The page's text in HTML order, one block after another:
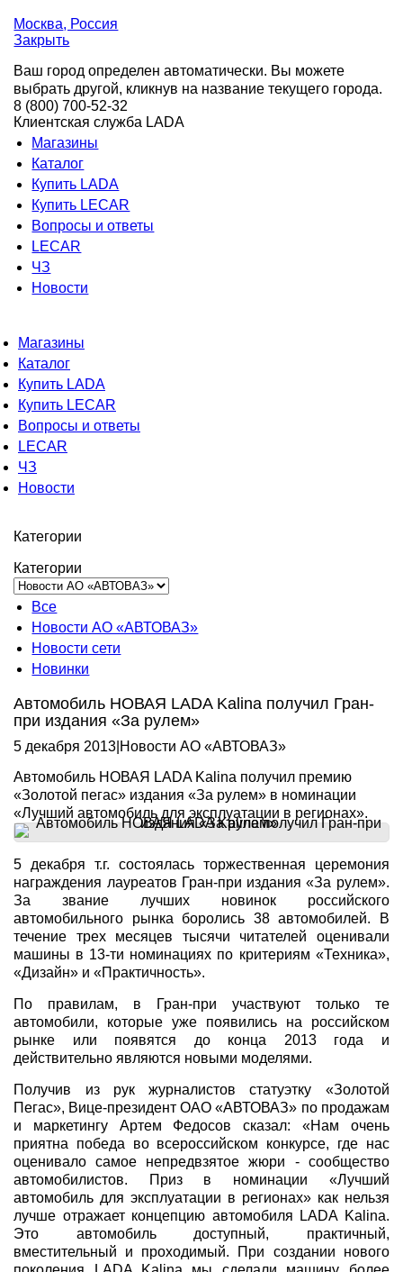
Москва, Россия
Закрыть
Ваш город определен автоматически. Вы можете
выбрать другой, кликнув на название текущего города.
8 (800) 700-52-32
Клиентская служба LADA
Магазины
Каталог
Купить LADA
Купить LECAR
Вопросы и ответы
LECAR
ЧЗ
Новости
Магазины
Каталог
Купить LADA
Купить LECAR
Вопросы и ответы
LECAR
ЧЗ
Новости
Категории
Категории
Все
Новости АО «АВТОВАЗ»
Новости сети
Новинки
Автомобиль НОВАЯ LADA Kalina получил Гран-
при издания «За рулем»
5 декабря 2013 Новости АО «АВТОВАЗ»
Автомобиль НОВАЯ LADA Kalina получил премию
«Золотой пегас» издания «За рулем» в номинации
«Лучший автомобиль для эксплуатации в регионах».
5 декабря т.г. состоялась торжественная церемония
награждения лауреатов Гран-при издания «За рулем».
За звание лучших новинок российского
автомобильного рынка боролись 38 автомобилей. В
течение трех месяцев тысячи читателей оценивали
машины в 13-ти номинациях по критериям «Техника»,
«Дизайн» и «Практичность».
По правилам, в Гран-при участвуют только те
автомобили, которые уже появились на российском
рынке или появятся до конца 2013 года и
действительно являются новыми моделями.
Получив из рук журналистов статуэтку «Золотой
Пегас», Вице-президент ОАО «АВТОВАЗ» по продажам
и маркетингу Артем Федосов сказал: «Нам очень
приятна победа во всероссийском конкурсе, где нас
оценивало самое непредвзятое жюри - сообщество
автомобилистов. Приз в номинации «Лучший
автомобиль для эксплуатации в регионах» как нельзя
лучше отражает концепцию автомобиля LADA Kalina.
Это автомобиль доступный, практичный,
вместительный и проходимый. При создании нового